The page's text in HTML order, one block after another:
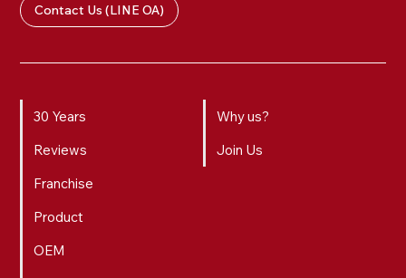
Contact Us (LINE OA)
30 Years
Reviews
Franchise
Product
OEM
Why us?
Join Us